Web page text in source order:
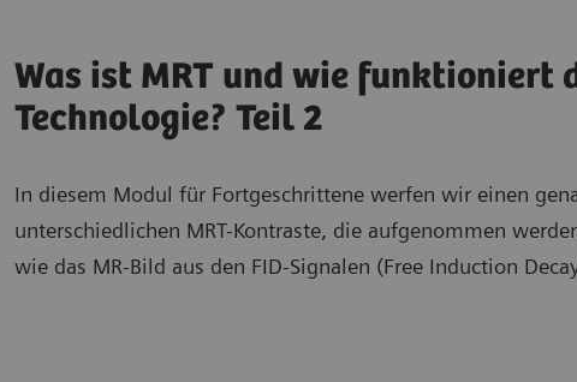
Was ist MRT und wie funktioniert
Technologie? Teil 2
In diesem Modul für Fortgeschrittene werfen wir einen
unterschiedlichen MRT-Kontraste, die aufgenommen
wie das MR-Bild aus den FID-Signalen (Free Induction